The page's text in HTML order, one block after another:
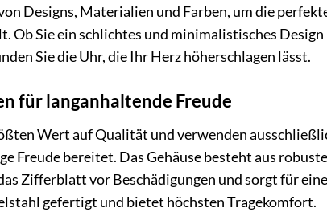
Designs, Materialien und Farben, um die
Ob Sie ein schlichtes und minimalistisches
Sie die Uhr, die Ihr Herz höherschlagen lässt.
für langanhaltende Freude
Wert auf Qualität und verwenden
Freude bereitet. Das Gehäuse besteht aus
Zifferblatt vor Beschädigungen und sorgt für
gefertigt und bietet höchsten Tragekomfort.